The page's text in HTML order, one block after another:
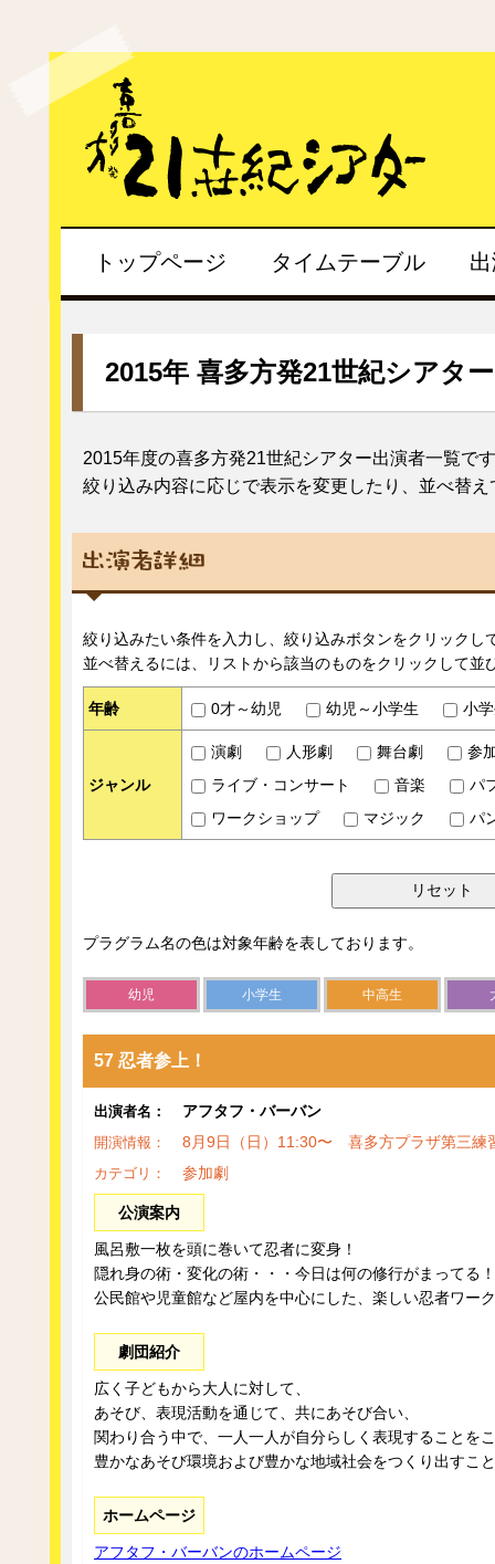
トップページ タイムテーブル
2015年 喜多方発21世紀シアタ
2015年度の喜多方発21世紀シアター出演者一覧で
絞り込み内容に応じで表示を変更したり、並べ替
絞り込みたい条件を入力し、絞り込みボタンをクリック
並べ替えるには、リストから該当のものをクリックして並
年齢 0才～幼児 幼児～小学生 小
ジャンル
演劇 人形劇 舞台劇
参
ライブ・コンサート
音楽
パ
ワークショップ
マジック パ
プラグラム名の色は対象年齢を表しております。
幼児 小学生 中高生
57 忍者参上！
出演者名： アフタフ・バーバン
開演情報： 8月9日（日）11:30〜 喜多方プラザ第三練
カテゴリ： 参加劇
公演案内
風呂敷一枚を頭に巻いて忍者に変身！
隠れ身の術・変化の術・・・今日は何の修行がまってる
公民館や児童館など屋内を中心にした、楽しい忍者ワー
劇団紹介
広く子どもから大人に対して、
あそび、表現活動を通じて、共にあそび合い、
関わり合う中で、一人一人が自分らしく表現することを
豊かなあそび環境および豊かな地域社会をつくり出すこ
ホームページ
アフタフ・バーバンのホームページ